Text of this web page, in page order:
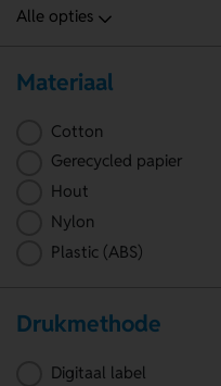
Materiaal
Cotton
Gerecycled papier
Hout
Nylon
Plastic (ABS)
Drukmethode
Digitaal label